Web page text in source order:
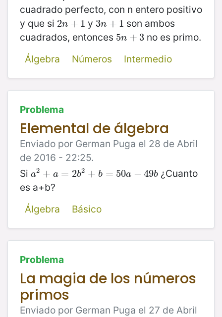
cuadrado perfecto, con n entero positivo
y que si 2n + 1
2n +1 y 3n + 1
3n +1
son ambos
cuadrados, entonces 5n + 3
5n +3
no es primo.
Álgebra
Números Intermedio
Problema
Elemental de álgebra
Enviado por German Puga el 28 de Abril
de 2016 - 22:25.
Si a2 + a = 2b2 + b = 50a − 49b
a2 +a= 2b 2+ b= 50a −49 b
¿Cuanto
es a+b?
Álgebra
Básico
Problema
La magia de los números
primos
Enviado por German Puga el 27 de Abril